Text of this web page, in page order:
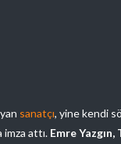
sanatçı, yine kendi
imza attı. Emre